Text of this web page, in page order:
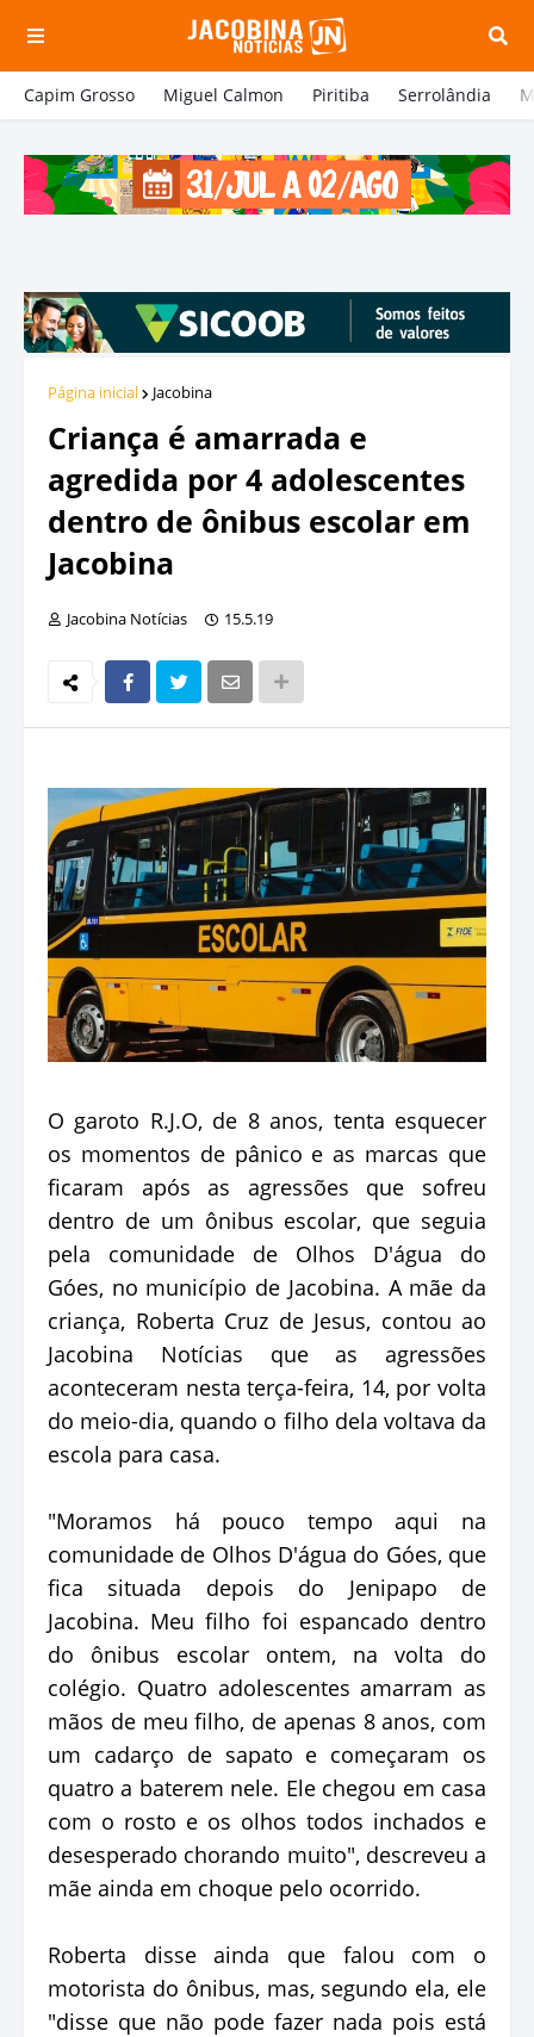
Capim Grosso Miguel Calmon Piritiba Serrolândia
Página inicial Jacobina
Criança é amarrada e
agredida por 4 adolescentes
dentro de ônibus escolar em
Jacobina
Jacobina Notícias 15.5.19
O garoto R.J.O, de 8 anos, tenta esquecer
os momentos de pânico e as marcas que
ficaram após as agressões que sofreu
dentro de um ônibus escolar, que seguia
pela comunidade de Olhos D'água do
Góes, no município de Jacobina. A mãe da
criança, Roberta Cruz de Jesus, contou ao
Jacobina Notícias que as agressões
aconteceram nesta terça-feira, 14, por volta
do meio-dia, quando o filho dela voltava da
escola para casa.
"Moramos há pouco tempo aqui na
comunidade de Olhos D'água do Góes, que
fica situada depois do Jenipapo de
Jacobina. Meu filho foi espancado dentro
do ônibus escolar ontem, na volta do
colégio. Quatro adolescentes amarram as
mãos de meu filho, de apenas 8 anos, com
um cadarço de sapato e começaram os
quatro a baterem nele. Ele chegou em casa
com o rosto e os olhos todos inchados e
desesperado chorando muito", descreveu a
mãe ainda em choque pelo ocorrido.
Roberta disse ainda que falou com o
motorista do ônibus, mas, segundo ela, ele
"disse que não pode fazer nada pois está